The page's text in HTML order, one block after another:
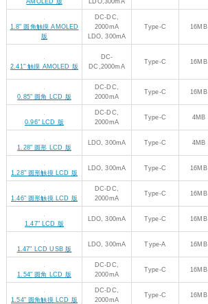
1.8" 圆角触摸 AMOLED
版
DC-DC,
2000mA
LDO, 300mA
Type-C 16MB
2.41" 触摸 AMOLED 版
DC-
DC,2000mA
Type-C 16MB
0.85" 圆角 LCD 版
DC-DC,
2000mA
Type-C 16MB
0.96" LCD 版
DC-DC,
2000mA
Type-C 4MB
1.28" 圆形 LCD 版
LDO, 300mA Type-C 4MB
1.28" 圆形触摸 LCD 版
LDO, 300mA Type-C 16MB
1.46" 圆形触摸 LCD 版
DC-DC,
2000mA
Type-C 16MB
1.47" LCD 版
LDO, 300mA Type-C 16MB
1.47" LCD USB 版
LDO, 300mA Type-A 16MB
1.54" 圆角 LCD 版
DC-DC,
2000mA
Type-C 16MB
1.54" 圆角触摸 LCD 版
DC-DC,
2000mA
Type-C 16MB